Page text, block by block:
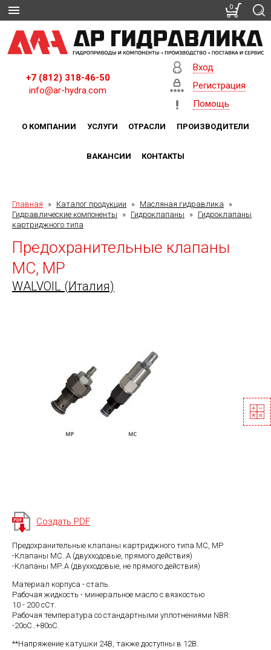
+7 (812) 318-46-50
info@ar-hydra.com
Вход
Регистрация
Помощь
О КОМПАНИИ УСЛУГИ ОТРАСЛИ ПРОИЗВОДИТЕЛИ
ВАКАНСИИ КОНТАКТЫ
Главная » Каталог продукции » Масляная гидравлика
»
Гидравлические компоненты
» Гидроклапаны » Гидроклапаны
картриджного типа
Предохранительные клапаны
MC, MP
WALVOIL (Италия)
Создать PDF
Предохранительные клапаны картриджного типа MC, MP
-Клапаны MC..A (двухходовые, прямого действия)
-Клапаны MP..A (двухходовые, не прямого действия)
Материал корпуса - сталь.
Рабочая жидкость - минеральное масло с вязкостью
10 - 200 сСт.
Рабочая температура со стандартными уплотнениями NBR:
-20оС..+80оС.
**Напряжение катушки 24В, также доступны в 12В.
0